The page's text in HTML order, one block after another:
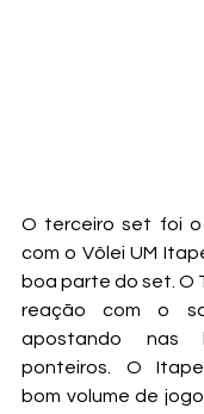
O terceiro set foi o
com o Vôlei UM
boa parte do set. O
reação com o
apostando nas
ponteiros. O
bom volume de